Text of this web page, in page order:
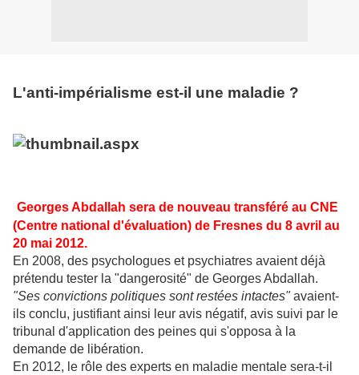
L'anti-impérialisme est-il une maladie ?
Georges Abdallah sera de nouveau transféré au CNE
(Centre national d'évaluation) de Fresnes du 8 avril au
20 mai 2012.
En 2008, des psychologues et psychiatres avaient déjà
prétendu tester la "dangerosité" de Georges Abdallah.
"Ses convictions politiques sont restées intactes"avaient-
ils conclu, justifiant ainsi leur avis négatif, avis suivi par le
tribunal d'application des peines qui s'opposa à la
demande de libération.
En 2012, le rôle des experts en maladie mentale sera-t-il